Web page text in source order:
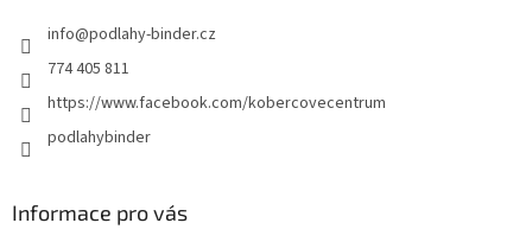
info@podlahy-binder.cz
774 405 811
https://www.facebook.com/kobercovecentrum
podlahybinder
Informace pro vás